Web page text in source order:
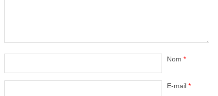
Nom *
E-mail *